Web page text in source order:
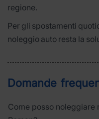
regione.
Per gli spostamenti
noleggio auto resta la
Domande
Come posso noleggiare